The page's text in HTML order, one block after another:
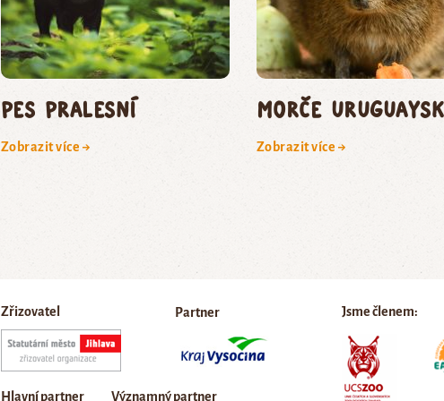
pes pralesní
Zobrazit více →
morče
Zobrazit více →
Zřizovatel Partner
Hlavní partner Významný partner
Jsme členem: